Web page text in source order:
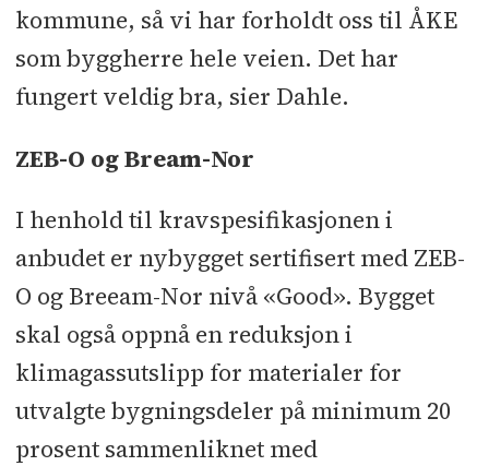
kommune, så vi har forholdt oss til ÅKE
som byggherre hele veien. Det har
fungert veldig bra, sier Dahle.
ZEB-O og Bream-Nor
I henhold til kravspesifikasjonen i
anbudet er nybygget sertifisert med ZEB-
O og Breeam-Nor nivå «Good». Bygget
skal også oppnå en reduksjon i
klimagassutslipp for materialer for
utvalgte bygningsdeler på minimum 20
prosent sammenliknet med